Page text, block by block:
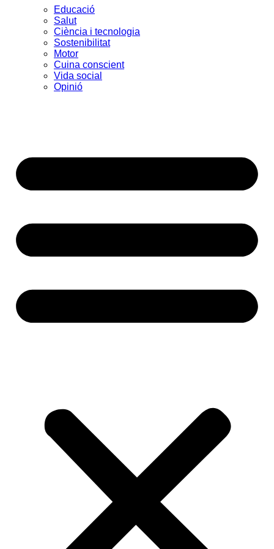
Educació
Salut
Ciència i tecnologia
Sostenibilitat
Motor
Cuina conscient
Vida social
Opinió